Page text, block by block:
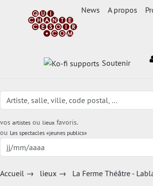
News A propos
Soutenir
vos artistes ou lieux favoris.
ou Les spectacles «jeunes publics»
Accueil → lieux → La Ferme Théâtre -